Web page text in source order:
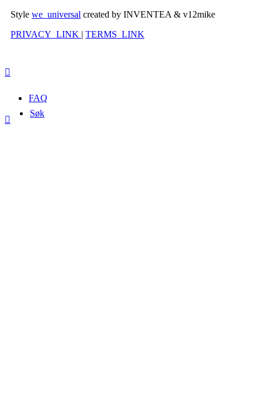
FAQ
Søk
Style we_universal created by INVENTEA & v12mike
PRIVACY_LINK | TERMS_LINK